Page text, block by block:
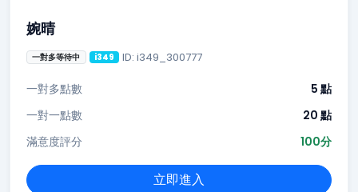
婉晴
一對多等待中 i349 ID: i349_300777
一對多點數
5 點
一對一點數
20 點
滿意度評分
100分
立即進入